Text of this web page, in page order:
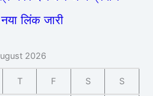
लिंक जारी
2026
T F S S